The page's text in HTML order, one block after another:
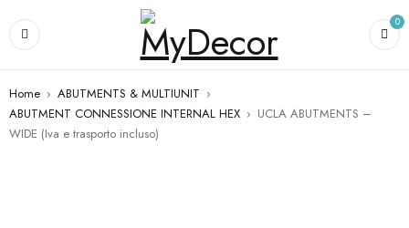
0
Home › ABUTMENTS & MULTIUNIT ›
ABUTMENT CONNESSIONE INTERNAL HEX › UCLA ABUTMENTS –
WIDE (Iva e trasporto incluso)